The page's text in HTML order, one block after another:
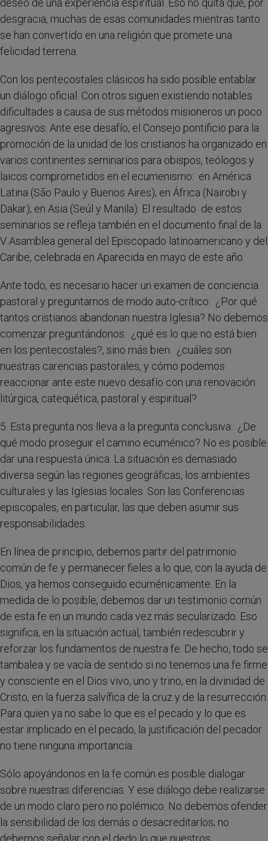
deseo de una experiencia espiritual. Eso no quita que, por
desgracia, muchas de esas comunidades mientras tanto
se han convertido en una religión que promete una
felicidad terrena.
Con los pentecostales clásicos ha sido posible entablar
un diálogo oficial. Con otros siguen existiendo notables
dificultades a causa de sus métodos misioneros un poco
agresivos. Ante ese desafío, el Consejo pontificio para la
promoción de la unidad de los cristianos ha organizado en
varios continentes seminarios para obispos, teólogos y
laicos comprometidos en el ecumenismo: en América
Latina (São Paulo y Buenos Aires); en África (Nairobi y
Dakar); en Asia (Seúl y Manila). El resultado de estos
seminarios se refleja también en el documento final de la
V Asamblea general del Episcopado latinoamericano y del
Caribe, celebrada en Aparecida en mayo de este año.
Ante todo, es necesario hacer un examen de conciencia
pastoral y preguntarnos de modo auto-crítico: ¿Por qué
tantos cristianos abandonan nuestra Iglesia? No debemos
comenzar preguntándonos: ¿qué es lo que no está bien
en los pentecostales?, sino más bien: ¿cuáles son
nuestras carencias pastorales, y cómo podemos
reaccionar ante este nuevo desafío con una renovación
litúrgica, catequética, pastoral y espiritual?
5. Esta pregunta nos lleva a la pregunta conclusiva: ¿De
qué modo proseguir el camino ecuménico? No es posible
dar una respuesta única. La situación es demasiado
diversa según las regiones geográficas, los ambientes
culturales y las Iglesias locales. Son las Conferencias
episcopales, en particular, las que deben asumir sus
responsabilidades.
En línea de principio, debemos partir del patrimonio
común de fe y permanecer fieles a lo que, con la ayuda de
Dios, ya hemos conseguido ecuménicamente. En la
medida de lo posible, debemos dar un testimonio común
de esta fe en un mundo cada vez más secularizado. Eso
significa, en la situación actual, también redescubrir y
reforzar los fundamentos de nuestra fe. De hecho, todo se
tambalea y se vacía de sentido si no tenemos una fe firme
y consciente en el Dios vivo, uno y trino, en la divinidad de
Cristo, en la fuerza salvífica de la cruz y de la resurrección.
Para quien ya no sabe lo que es el pecado y lo que es
estar implicado en el pecado, la justificación del pecador
no tiene ninguna importancia.
Sólo apoyándonos en la fe común es posible dialogar
sobre nuestras diferencias. Y ese diálogo debe realizarse
de un modo claro pero no polémico. No debemos ofender
la sensibilidad de los demás o desacreditarlos; no
debemos señalar con el dedo lo que nuestros